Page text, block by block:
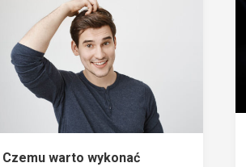
Czemu warto wykonać